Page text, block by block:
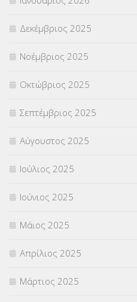
ΣΥΝΤΑΞΕΙΣ(12)
ΣΧΟΛΙΚΟΙ ΣΥΜΒΟΥΛΟΙ
ΥΠΕΡΑΡΙΘΜΟΙ(1)
ΥΠΟΤΡΟΦΙΕΣ(28)
ΦΥΣΙΚΗ ΑΓΩΓΗ(692)
Χωρίς κατηγορία
Δεκέμβριος 2025
Νοέμβριος 2025
Οκτώβριος 2025
Σεπτέμβριος 2025
Αύγουστος 2025
Ιούλιος 2025
Ιούνιος 2025
Μάιος 2025
Απρίλιος 2025
Μάρτιος 2025